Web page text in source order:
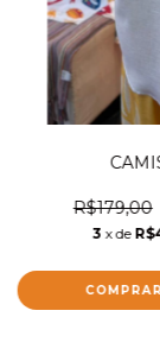
R$179,00
3 x de
COMPRAR